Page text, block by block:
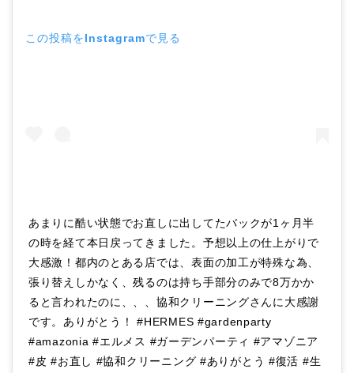
この投稿をInstagramで見る
あまりに酷い状態でお直しに出してたバックが1ヶ月半
の時を経て本日戻ってきました。予想以上の仕上がりで
大感激！都内のとある店では、表面の加工が特殊な為、
張り替えしかなく、残るのは持ち手部分のみで8万かか
ると言われたのに、、、協和クリーニングさんに大感謝
です。ありがとう！ #HERMES #gardenparty
#amazonia #エルメス #ガーデンパーティ #アマゾニア
#皮 #お直し #協和クリーニング #ありがとう #復活 #生